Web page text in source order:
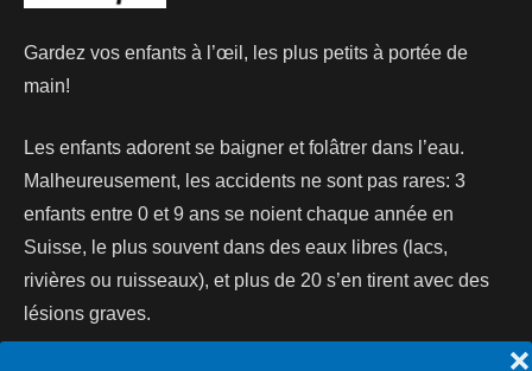
❌
Gardez vos enfants à l’œil, les plus petits à portée de
main!
Les enfants adorent se baigner et folâtrer dans l’eau.
Malheureusement, les accidents ne sont pas rares: 3
enfants entre 0 et 9 ans se noient chaque année en
Suisse, le plus souvent dans des eaux libres (lacs,
rivières ou ruisseaux), et plus de 20 s’en tirent avec des
lésions graves.